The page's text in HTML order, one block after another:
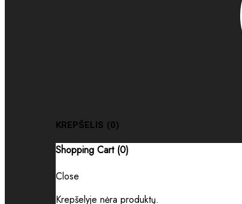
KREPŠELIS (0)
Shopping Cart (0)
Close
Krepšelyje nėra produktų.